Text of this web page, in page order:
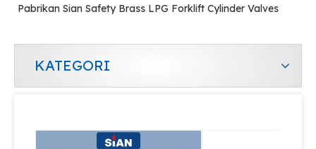
Pabrikan Sian Safety Brass LPG Forklift Cylinder Valves
KATEGORI